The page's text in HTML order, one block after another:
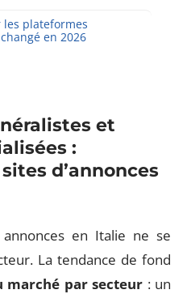
plateformes
en 2026
et
:
d’annonces
en Italie ne se
La tendance de fond
par secteur : un